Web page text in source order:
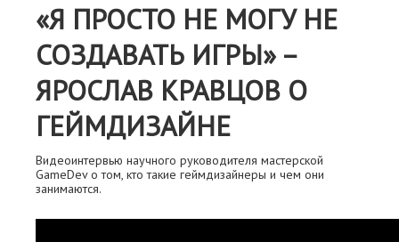
«Я ПРОСТО НЕ МОГУ НЕ
СОЗДАВАТЬ ИГРЫ» –
ЯРОСЛАВ КРАВЦОВ О
ГЕЙМДИЗАЙНЕ
Видеоинтервью научного руководителя мастерской
GameDev о том, кто такие геймдизайнеры и чем они
занимаются.